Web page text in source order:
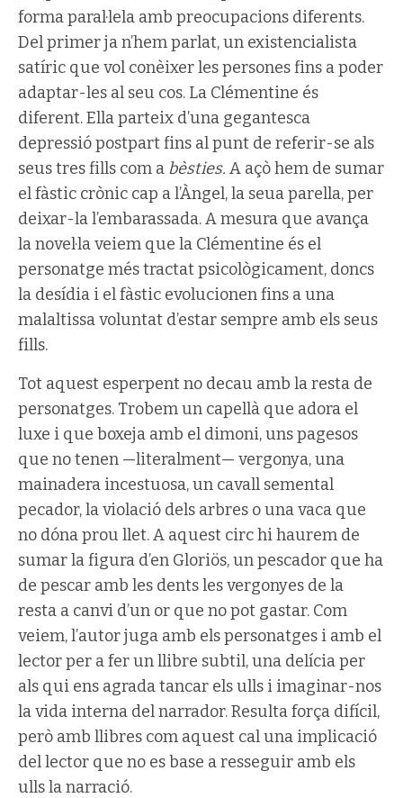
forma paral·lela amb preocupacions diferents.
Del primer ja n’hem parlat, un existencialista
satíric que vol conèixer les persones fins a poder
adaptar-les al seu cos. La Clémentine és
diferent. Ella parteix d’una gegantesca
depressió postpart fins al punt de referir-se als
seus tres fills com a bèsties. A açò hem de sumar
el fàstic crònic cap a l’Àngel, la seua parella, per
deixar-la l’embarassada. A mesura que avança
la novel·la veiem que la Clémentine és el
personatge més tractat psicològicament, doncs
la desídia i el fàstic evolucionen fins a una
malaltissa voluntat d’estar sempre amb els seus
fills.
Tot aquest esperpent no decau amb la resta de
personatges. Trobem un capellà que adora el
luxe i que boxeja amb el dimoni, uns pagesos
que no tenen —literalment— vergonya, una
mainadera incestuosa, un cavall semental
pecador, la violació dels arbres o una vaca que
no dóna prou llet. A aquest circ hi haurem de
sumar la figura d’en Gloriös, un pescador que ha
de pescar amb les dents les vergonyes de la
resta a canvi d’un or que no pot gastar. Com
veiem, l’autor juga amb els personatges i amb el
lector per a fer un llibre subtil, una delícia per
als qui ens agrada tancar els ulls i imaginar-nos
la vida interna del narrador. Resulta força difícil,
però amb llibres com aquest cal una implicació
del lector que no es base a resseguir amb els
ulls la narració.